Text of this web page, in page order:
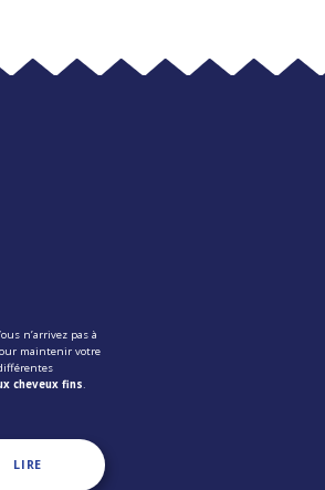
n’arrivez pas à
maintenir votre
cheveux fins.
LIRE